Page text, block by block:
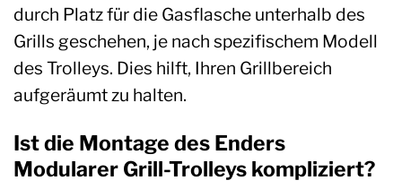
durch Platz für die Gasflasche unterhalb des
Grills geschehen, je nach spezifischem Modell
des Trolleys. Dies hilft, Ihren Grillbereich
aufgeräumt zu halten.
Ist die Montage des Enders
Modularer Grill-Trolleys kompliziert?